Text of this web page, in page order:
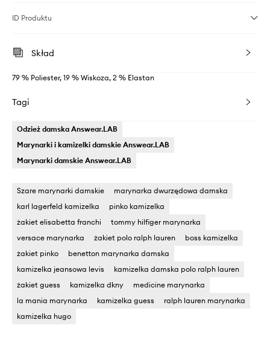
ID Produktu
Skład
79 % Poliester, 19 % Wiskoza, 2 % Elastan
Tagi
Odzież damska Answear.LAB
Marynarki i kamizelki damskie Answear.LAB
Marynarki damskie Answear.LAB
Szare marynarki damskie
marynarka dwurzędowa damska
karl lagerfeld kamizelka
pinko kamizelka
żakiet elisabetta franchi
tommy hilfiger marynarka
versace marynarka
żakiet polo ralph lauren
boss kamizelka
żakiet pinko
benetton marynarka damska
kamizelka jeansowa levis
kamizelka damska polo ralph lauren
żakiet guess
kamizelka dkny
medicine marynarka
la mania marynarka
kamizelka guess
ralph lauren marynarka
kamizelka hugo